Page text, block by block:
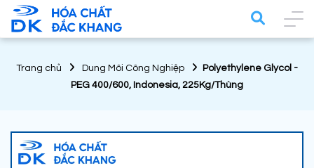
Trang chủ Dung Môi Công Nghiệp
Polyethylene Glycol -
PEG 400/600, Indonesia, 225Kg/Thùng